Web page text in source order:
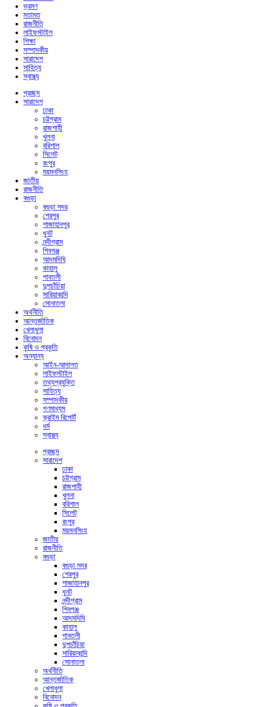
ভ্রমণ
মতামত
রাজনীতি
লাইফস্টাইল
শিক্ষা
সম্পাদকীয়
সারাদেশ
সাহিত্য
স্বাস্থ্য
প্রচ্ছদ
সারাদেশ
ঢাকা
চট্টগ্রাম
রাজশাহী
খুলনা
বরিশাল
সিলেট
রংপুর
ময়মনসিংহ
জাতীয়
রাজনীতি
বগুড়া
বগুড়া সদর
শেরপুর
শাজাহানপুর
ধুনট
নন্দীগ্রাম
শিবগঞ্জ
আদমদিঘি
কাহালু
গাবতলী
দুপচাঁচিয়া
সারিয়াকান্দি
সোনাতলা
অর্থনীতি
আন্তর্জাতিক
খেলাধুলা
বিনোদন
কৃষি ও প্রকৃতি
অন্যান্য
আইন-আদালত
লাইফস্টাইল
তথ্যপ্রযুক্তি
সাহিত্য
সম্পাদকীয়
গণমাধ্যম
ক্রাইম রিপোর্ট
ধর্ম
স্বাস্থ্য
প্রচ্ছদ
সারাদেশ
ঢাকা
চট্টগ্রাম
রাজশাহী
খুলনা
বরিশাল
সিলেট
রংপুর
ময়মনসিংহ
জাতীয়
রাজনীতি
বগুড়া
বগুড়া সদর
শেরপুর
শাজাহানপুর
ধুনট
নন্দীগ্রাম
শিবগঞ্জ
আদমদিঘি
কাহালু
গাবতলী
দুপচাঁচিয়া
সারিয়াকান্দি
সোনাতলা
অর্থনীতি
আন্তর্জাতিক
খেলাধুলা
বিনোদন